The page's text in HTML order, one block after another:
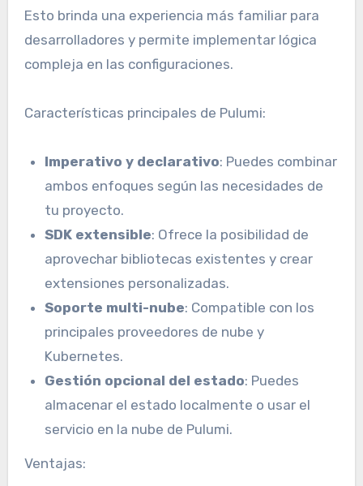
Esto brinda una experiencia más familiar para
desarrolladores y permite implementar lógica
compleja en las configuraciones.
Características principales de Pulumi:
Imperativo y declarativo: Puedes combinar
ambos enfoques según las necesidades de
tu proyecto.
SDK extensible: Ofrece la posibilidad de
aprovechar bibliotecas existentes y crear
extensiones personalizadas.
Soporte multi-nube: Compatible con los
principales proveedores de nube y
Kubernetes.
Gestión opcional del estado: Puedes
almacenar el estado localmente o usar el
servicio en la nube de Pulumi.
Ventajas: